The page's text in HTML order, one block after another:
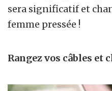
sera significatif et
femme pressée !
Rangez vos câbles et